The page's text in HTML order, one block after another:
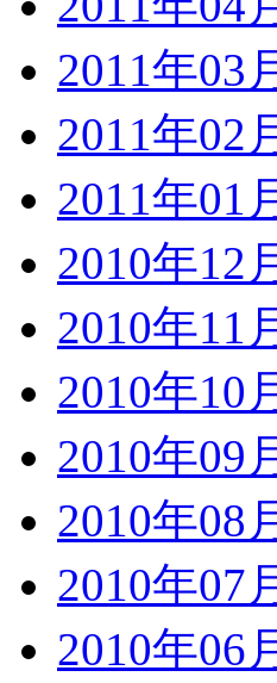
2011年03
2011年02
2011年01
2010年12
2010年11
2010年10
2010年09
2010年08
2010年07
2010年06